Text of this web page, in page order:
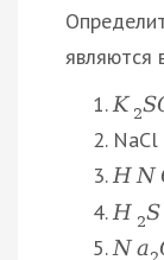
являются
K 2S
NaCl
H N
H 2S
Na